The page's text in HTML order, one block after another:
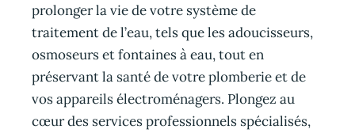
prolonger la vie de votre système de
traitement de l’eau, tels que les adoucisseurs,
osmoseurs et fontaines à eau, tout en
préservant la santé de votre plomberie et de
vos appareils électroménagers. Plongez au
cœur des services professionnels spécialisés,